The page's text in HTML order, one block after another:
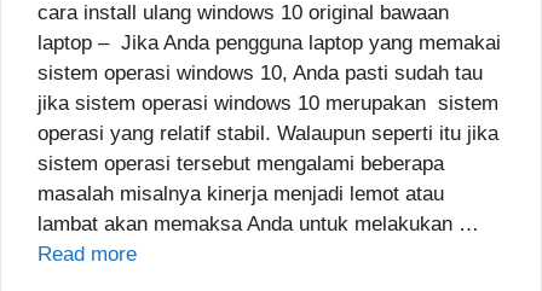
cara install ulang windows 10 original bawaan
laptop – Jika Anda pengguna laptop yang memakai
sistem operasi windows 10, Anda pasti sudah tau
jika sistem operasi windows 10 merupakan sistem
operasi yang relatif stabil. Walaupun seperti itu jika
sistem operasi tersebut mengalami beberapa
masalah misalnya kinerja menjadi lemot atau
lambat akan memaksa Anda untuk melakukan …
Read more